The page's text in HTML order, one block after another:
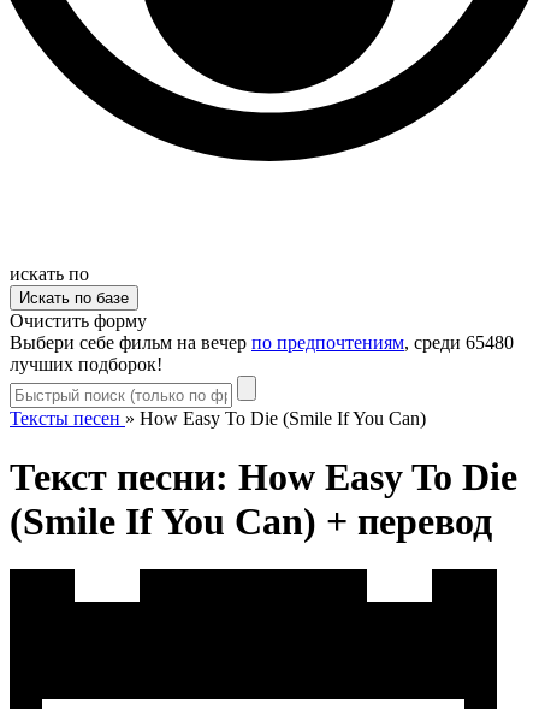
искать по
Очистить форму
Выбери себе фильм на вечер по предпочтениям, среди 65480
лучших подборок!
Тексты песен » How Easy To Die (Smile If You Can)
Текст песни: How Easy To Die
(Smile If You Can) + перевод